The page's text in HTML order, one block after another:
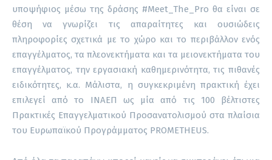
υποψήφιος μέσω της δράσης #Meet_The_Pro θα είναι σε
θέση να γνωρίζει τις απαραίτητες και ουσιώδεις
πληροφορίες σχετικά με το χώρο και το περιβάλλον ενός
επαγγέλματος, τα πλεονεκτήματα και τα μειονεκτήματα του
επαγγέλματος, την εργασιακή καθημερινότητα, τις πιθανές
ειδικότητες, κ.α. Μάλιστα, η συγκεκριμένη πρακτική έχει
επιλεγεί από το ΙΝΑΕΠ ως μία από τις 100 βέλτιστες
Πρακτικές Επαγγελματικού Προσανατολισμού στα πλαίσια
του Ευρωπαϊκού Προγράμματος PROMETHEUS.